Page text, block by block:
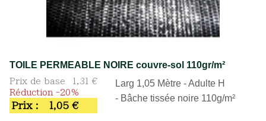
TOILE PERMEABLE NOIRE couvre-sol 110gr/m²
Prix de base
1,31 €
Réduction -20%
Prix : 1,05 €
Larg 1,05 Mètre - Adulte H
- Bâche tissée noire 110g/m²